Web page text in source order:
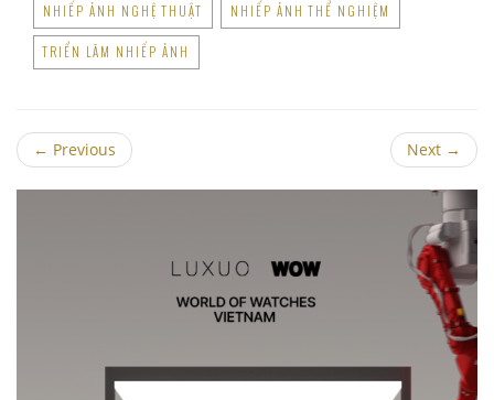
NHIẾP ẢNH NGHỆ THUẬT NHIẾP ẢNH THỂ NGHIỆM
TRIỂN LÃM NHIẾP ẢNH
← Previous Next →